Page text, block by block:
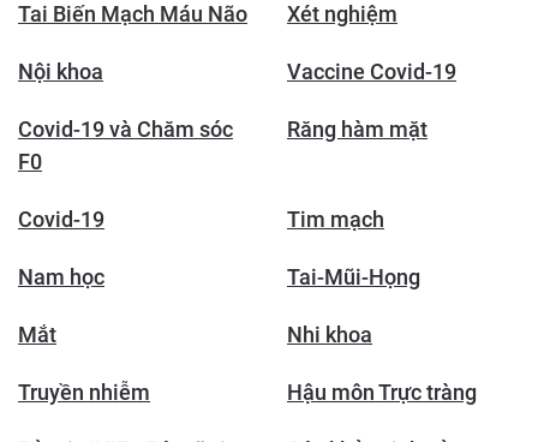
Tai Biến Mạch Máu Não Xét nghiệm
Nội khoa Vaccine Covid-19
Covid-19 và Chăm sóc
F0
Răng hàm mặt
Covid-19 Tim mạch
Nam học Tai-Mũi-Họng
Mắt Nhi khoa
Truyền nhiễm Hậu môn Trực tràng